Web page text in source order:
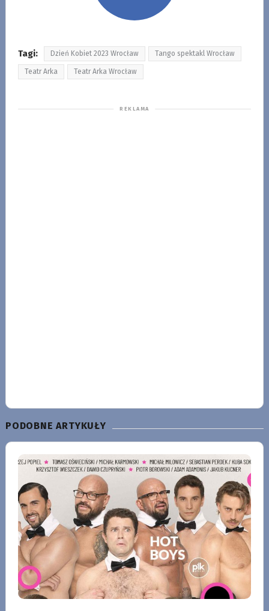
Tagi: Dzień Kobiet 2023 Wrocław Tango spektakl Wrocław
Teatr Arka Teatr Arka Wrocław
PODOBNE ARTYKUŁY